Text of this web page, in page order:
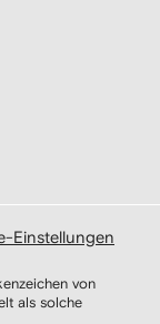
Einstellungen
von
als solche